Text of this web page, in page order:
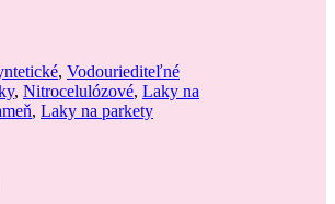
, Vodouriediteľné
, Nitrocelulózové, Laky na
, Laky na parkety